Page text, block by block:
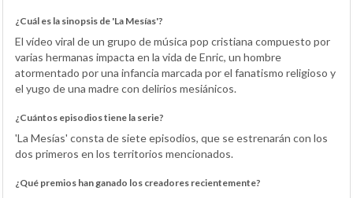
¿Cuál es la sinopsis de 'La Mesías'?
El vídeo viral de un grupo de música pop cristiana compuesto por
varias hermanas impacta en la vida de Enric, un hombre
atormentado por una infancia marcada por el fanatismo religioso y
el yugo de una madre con delirios mesiánicos.
¿Cuántos episodios tiene la serie?
'La Mesías' consta de siete episodios, que se estrenarán con los
dos primeros en los territorios mencionados.
¿Qué premios han ganado los creadores recientemente?